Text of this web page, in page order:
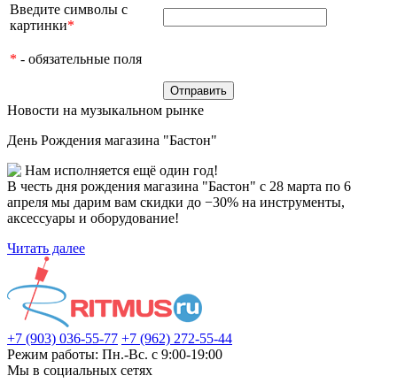
Введите символы с
картинки*
* - обязательные поля
Новости на музыкальном рынке
День Рождения магазина "Бастон"
Нам исполняется ещё один год!
В честь дня рождения магазина "Бастон" с 28 марта по 6
апреля мы дарим вам скидки до −30% на инструменты,
аксессуары и оборудование!
Читать далее
+7 (903) 036-55-77 +7 (962) 272-55-44
Режим работы: Пн.-Вс. с 9:00-19:00
Мы в социальных сетях